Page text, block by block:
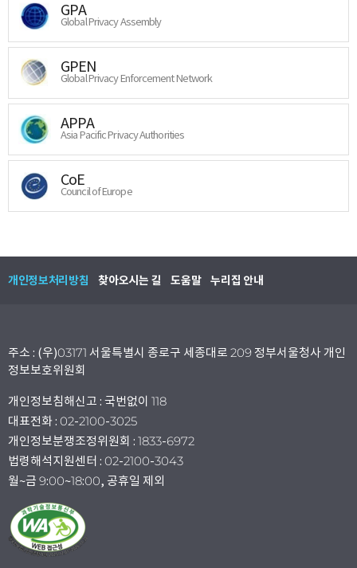
GPA
Global Privacy Assembly
GPEN
Global Privacy Enforcement Network
APPA
Asia Pacific Privacy Authorities
CoE
Council of Europe
개인정보처리방침 찾아오시는 길 도움말 누리집 안내
주소 : (우)03171 서울특별시 종로구 세종대로 209 정부서울청사 개인
정보보호위원회
개인정보침해신고 : 국번없이 118
대표전화 : 02-2100-3025
개인정보분쟁조정위원회 : 1833-6972
법령해석지원센터 : 02-2100-3043
월~금 9:00~18:00, 공휴일 제외